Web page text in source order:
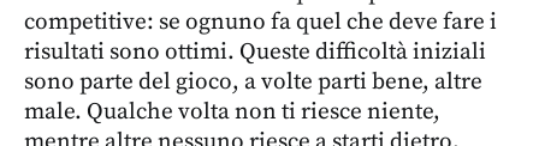
competitive: se ognuno fa quel che deve fare i
risultati sono ottimi. Queste difficoltà iniziali
sono parte del gioco, a volte parti bene, altre
male. Qualche volta non ti riesce niente,